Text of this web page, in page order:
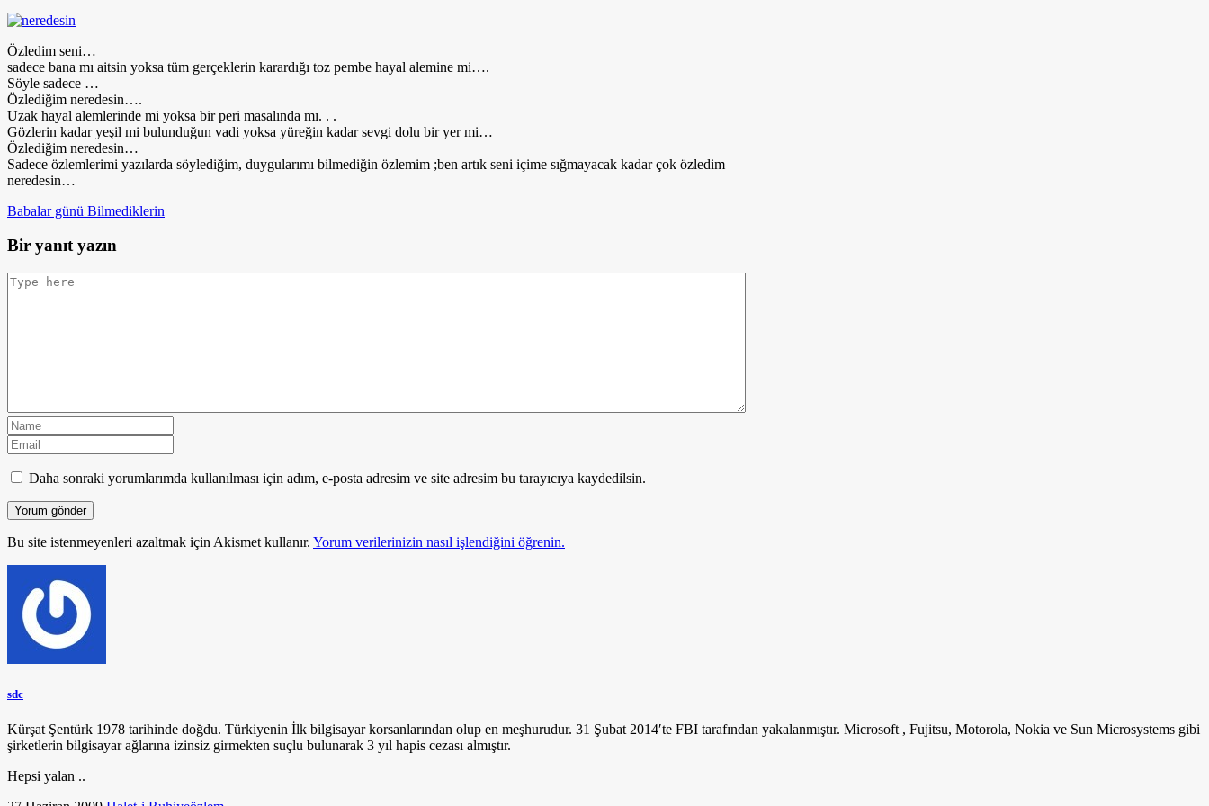
Özledim seni…
sadece bana mı aitsin yoksa tüm gerçeklerin karardığı toz pembe hayal alemine mi….
Söyle sadece …
Özlediğim neredesin….
Uzak hayal alemlerinde mi yoksa bir peri masalında mı. . .
Gözlerin kadar yeşil mi bulunduğun vadi yoksa yüreğin kadar sevgi dolu bir yer mi…
Özlediğim neredesin…
Sadece özlemlerimi yazılarda söylediğim, duygularımı bilmediğin özlemim ;ben artık seni içime sığmayacak kadar çok özledim
neredesin…
Babalar günü Bilmediklerin
Bir yanıt yazın
Daha sonraki yorumlarımda kullanılması için adım, e-posta adresim ve site adresim bu tarayıcıya kaydedilsin.
Bu site istenmeyenleri azaltmak için Akismet kullanır. Yorum verilerinizin nasıl işlendiğini öğrenin.
sdc
Kürşat Şentürk 1978 tarihinde doğdu. Türkiyenin İlk bilgisayar korsanlarından olup en meşhurudur. 31 Şubat 2014′te FBI tarafından yakalanmıştır. Microsoft , Fujitsu, Motorola, Nokia ve Sun Microsystems gibi
şirketlerin bilgisayar ağlarına izinsiz girmekten suçlu bulunarak 3 yıl hapis cezası almıştır.
Hepsi yalan ..